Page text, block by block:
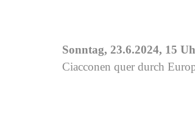
Sonntag, 23.6.2024, 15
Ciacconen quer durch